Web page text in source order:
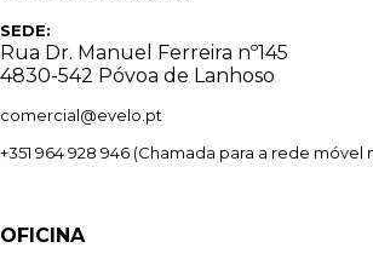
SEDE:
Rua Dr. Manuel Ferreira nº145
4830-542 Póvoa de Lanhoso
comercial@evelo.pt
+351 964 928 946 (Chamada para a rede móvel
OFICINA